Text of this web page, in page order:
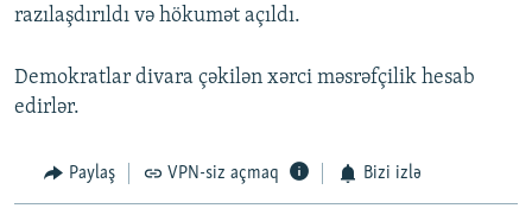
razılaşdırıldı və hökumət açıldı.
Demokratlar divara çəkilən xərci məsrəfçilik hesab
edirlər.
Paylaş VPN-siz açmaq Bizi izlə